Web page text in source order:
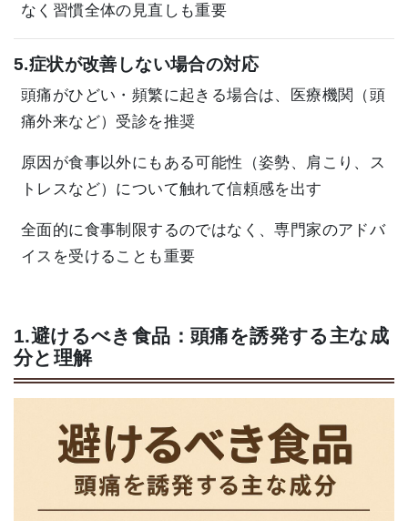
なく習慣全体の見直しも重要
5.症状が改善しない場合の対応
頭痛がひどい・頻繁に起きる場合は、医療機関（頭
痛外来など）受診を推奨
原因が食事以外にもある可能性（姿勢、肩こり、ス
トレスなど）について触れて信頼感を出す
全面的に食事制限するのではなく、専門家のアドバ
イスを受けることも重要
1.避けるべき食品：頭痛を誘発する主な成
分と理解